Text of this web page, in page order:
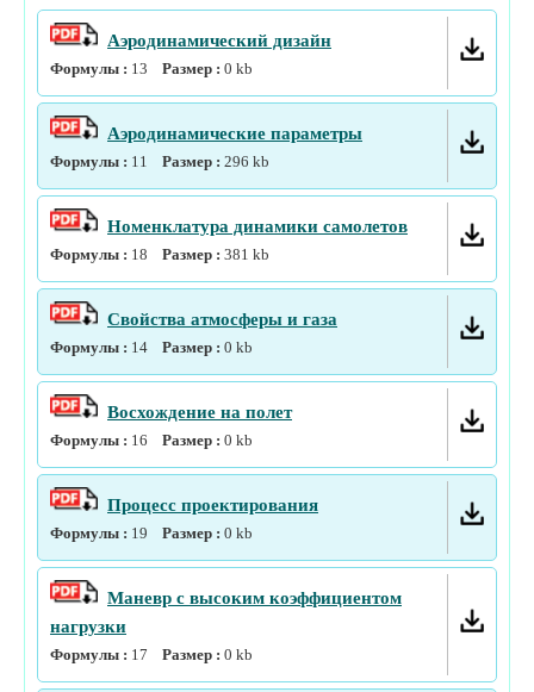
Аэродинамический дизайн
Формулы : 13 Размер : 0 kb
Аэродинамические параметры
Формулы : 11 Размер : 296 kb
Номенклатура динамики самолетов
Формулы : 18 Размер : 381 kb
Свойства атмосферы и газа
Формулы : 14 Размер : 0 kb
Восхождение на полет
Формулы : 16 Размер : 0 kb
Процесс проектирования
Формулы : 19 Размер : 0 kb
Маневр с высоким коэффициентом
нагрузки
Формулы : 17 Размер : 0 kb